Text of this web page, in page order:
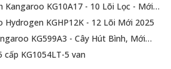
Kangaroo KG10A17 - 10 Lõi Lọc - Mới
KGHP12K - 12 Lõi Mới 2025
KG599A3 - Cây Hút Bình, Mới
KG1054LT-5 van